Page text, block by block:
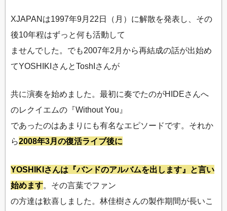
XJAPANは1997年9月22日（月）に解散を発表し、その
後10年程はずっと何も活動して
ませんでした。でも2007年2月から再結成の話が出始め
てYOSHIKIさんとToshIさんが
共に演奏を始めました。最初に奏でたのがHIDEさんへ
のレクイエムの『Without You』
であったのはあまりにも有名なエピソードです。それか
ら2008年3月の復活ライブ後に
YOSHIKIさんは『バンドのアルバムを出します』と言い
始めます 。その言葉でファン
の方達は歓喜しました。林佳樹さんの製作期間が長いこ